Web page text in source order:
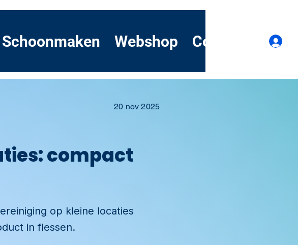
Schoonmaken Webshop Contact
20 nov 2025
compact
op kleine locaties
in flessen.